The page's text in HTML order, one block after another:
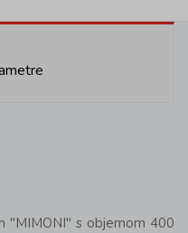
"MIMONI" s objemom 400